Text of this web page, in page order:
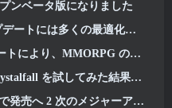
ンベータ版になりました
多くの最適化が含まれています
ジナルの戦闘スタイルを学びやすくなりました
てみた結果、これが学んだことです
プデートに間に合うように, シャドウグラファー